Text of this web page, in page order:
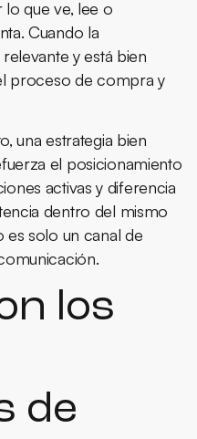
que ve, lee o
Cuando la
y está bien
proceso de compra y
una estrategia bien
el posicionamiento
activas y diferencia
dentro del mismo
es solo un canal de
los
de